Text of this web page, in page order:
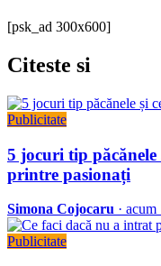
[psk_ad 300x600]
Citeste si
Publicitate
5 jocuri tip păcănele
printre pasionați
Simona Cojocaru · acum
Publicitate